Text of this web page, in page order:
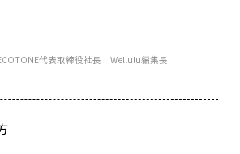
代表取締役社長 Wellulu編集長